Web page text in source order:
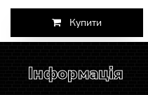
Купити
Інформація